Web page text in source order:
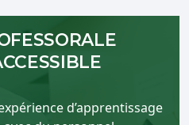
d’apprentissage